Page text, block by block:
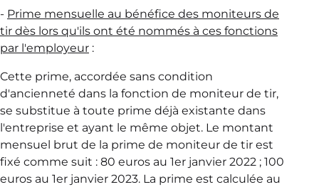
- Prime mensuelle au bénéfice des moniteurs de
tir dès lors qu'ils ont été nommés à ces fonctions
par l'employeur :
Cette prime, accordée sans condition
d'ancienneté dans la fonction de moniteur de tir,
se substitue à toute prime déjà existante dans
l'entreprise et ayant le même objet. Le montant
mensuel brut de la prime de moniteur de tir est
fixé comme suit : 80 euros au 1er janvier 2022 ; 100
euros au 1er janvier 2023. La prime est calculée au